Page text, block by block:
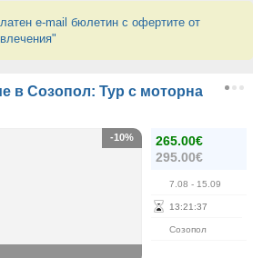
e-mail бюлетин с офертите от
в Созопол: Тур с моторна
265.00€
295.00€
7.08 - 15.09
13:21:37
Созопол
-10%